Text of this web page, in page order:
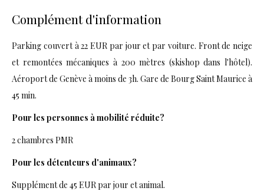
Complément d'information
Parking couvert à 22 EUR par jour et par voiture. Front de neige
et remontées mécaniques à 200 mètres (skishop dans l'hôtel).
Aéroport de Genève à moins de 3h. Gare de Bourg Saint Maurice à
45 min.
Pour les personnes à mobilité réduite?
2 chambres PMR
Pour les détenteurs d'animaux?
Supplément de 45 EUR par jour et animal.